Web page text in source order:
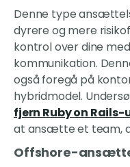
Denne type
dyrere og mere
kontrol over dine
kommunikation.
også foregå på
hybridmodel.
fjern Ruby on
at ansætte et team,
Offshore-